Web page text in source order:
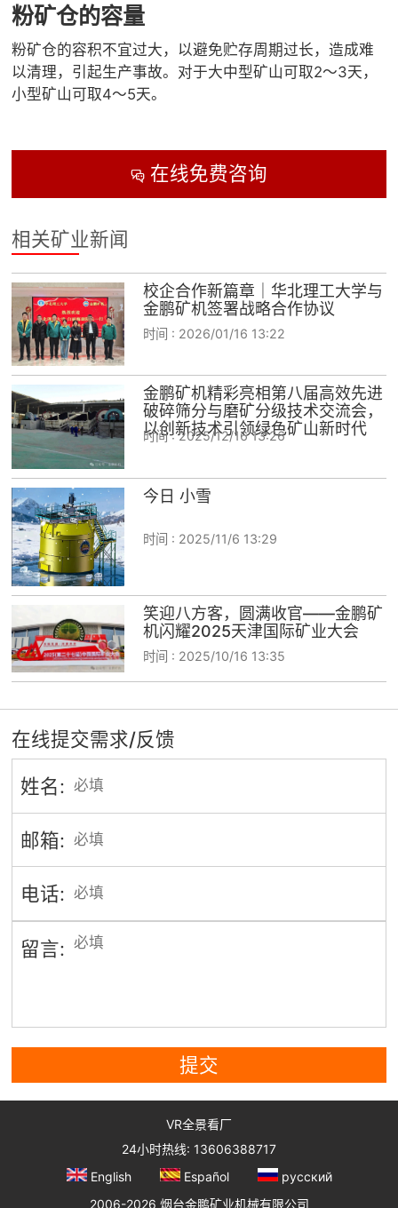
粉矿仓的容量
粉矿仓的容积不宜过大，以避免贮存周期过长，造成难
以清理，引起生产事故。对于大中型矿山可取2～3天，
小型矿山可取4～5天。
在线免费咨询
相关矿业新闻
校企合作新篇章｜华北理工大学与
金鹏矿机签署战略合作协议
时间 : 2026/01/16 13:22
金鹏矿机精彩亮相第八届高效先进
破碎筛分与磨矿分级技术交流会，
以创新技术引领绿色矿山新时代
时间 :2025/12/16 13:26
今日 小雪
时间 : 2025/11/6 13:29
笑迎八方客，圆满收官——金鹏矿
机闪耀2025天津国际矿业大会
时间 : 2025/10/16 13:35
在线提交需求/反馈
姓名:
邮箱:
电话:
留言:
提交
VR全景看厂
24小时热线: 13606388717
English
Español
русский
2006-2026 烟台金鹏矿业机械有限公司